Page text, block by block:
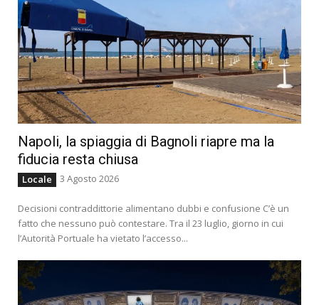
Napoli, la spiaggia di Bagnoli riapre ma la
fiducia resta chiusa
Locale 3 Agosto 2026
Decisioni contraddittorie alimentano dubbi e confusione C’è un
fatto che nessuno può contestare. Tra il 23 luglio, giorno in cui
l’Autorità Portuale ha vietato l’accesso...